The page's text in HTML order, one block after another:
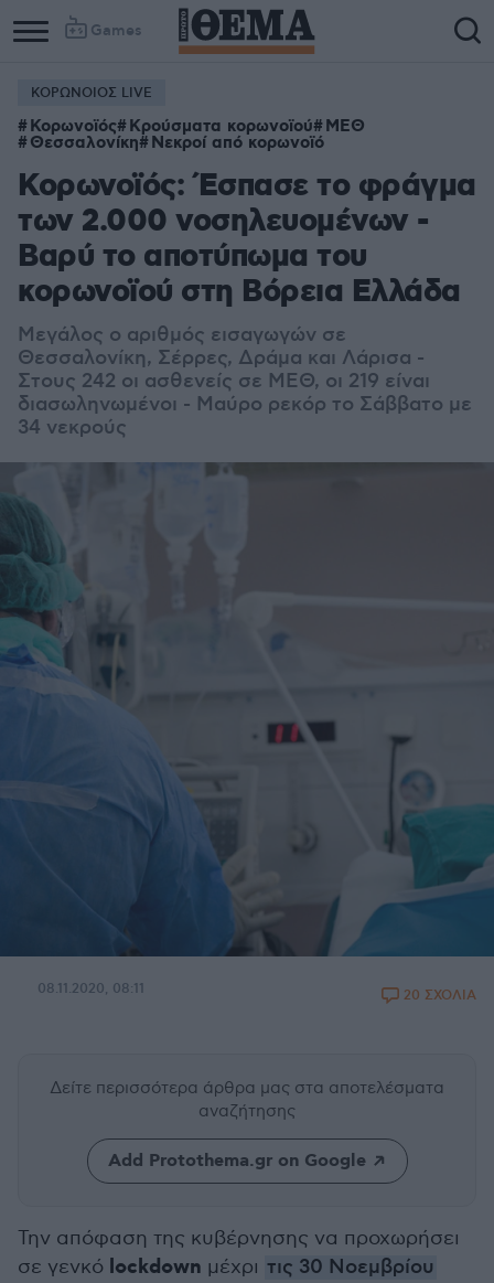
Games
ΚΟΡΩΝΟΙΟΣ LIVE
Κορωνοϊός Κρούσματα κορωνοϊού ΜΕΘ
Θεσσαλονίκη Νεκροί από κορωνοϊό
Κορωνοϊός: Έσπασε το φράγμα
των 2.000 νοσηλευομένων -
Βαρύ το αποτύπωμα του
κορωνοϊού στη Βόρεια Ελλάδα
Μεγάλος ο αριθμός εισαγωγών σε
Θεσσαλονίκη, Σέρρες, Δράμα και Λάρισα -
Στους 242 οι ασθενείς σε ΜΕΘ, οι 219 είναι
διασωληνωμένοι - Μαύρο ρεκόρ το Σάββατο με
34 νεκρούς
08.11.2020, 08:11 20 ΣΧΟΛΙΑ
Δείτε περισσότερα άρθρα μας στα αποτελέσματα
αναζήτησης
Add Protothema.gr on Google
Την απόφαση της κυβέρνησης να προχωρήσει
σε γενκό lockdown μέχρι τις 30 Νοεμβρίου